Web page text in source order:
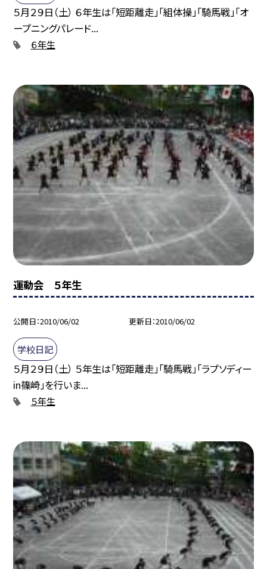
５月２９日（土） ６年生は「短距離走」「組体操」「騎馬戦」「オ
ープニングパレード...
６年生
運動会 ５年生
公開日 2010/06/02 更新日 2010/06/02
学校日記
５月２９日（土） ５年生は「短距離走」「騎馬戦」「ラプソディー
in篠崎」を行いま...
５年生